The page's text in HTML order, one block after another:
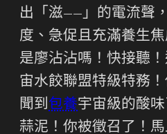
出「滋——」的電流聲
度、急促且充滿養生焦
是廖沾沾嗎！快接聽
宙水餃聯盟特級特務
聞到包養宇宙級的酸
蒜泥！你被徵召了！